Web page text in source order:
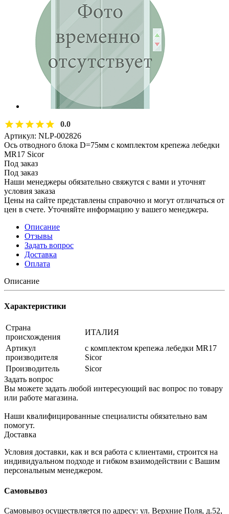
0.0
Артикул: NLP-002826
Ось отводного блока D=75мм с комплектом крепежа лебедки
MR17 Sicor
Под заказ
Под заказ
Наши менеджеры обязательно свяжутся с вами и уточнят
условия заказа
Цены на сайте представлены справочно и могут отличаться от
цен в счете. Уточняйте информацию у вашего менеджера.
Описание
Отзывы
Задать вопрос
Доставка
Оплата
Описание
Характеристики
Страна
происхождения
ИТАЛИЯ
Артикул
производителя
с комплектом крепежа лебедки MR17
Sicor
Производитель
Sicor
Задать вопрос
Вы можете задать любой интересующий вас вопрос по товару
или работе магазина.
Наши квалифицированные специалисты обязательно вам
помогут.
Доставка
Условия доставки, как и вся работа с клиентами, строится на
индивидуальном подходе и гибком взаимодействии с Вашим
персональным менеджером.
Самовывоз
Самовывоз осуществляется по адресу: ул. Верхние Поля, д.52,